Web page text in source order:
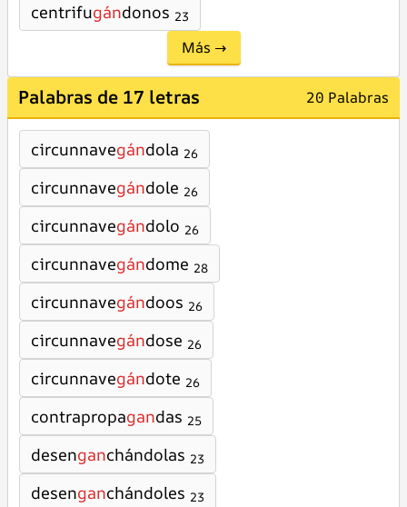
centrifugándonos 23
Más →
Palabras de 17 letras 20 Palabras
circunnavegándola 26
circunnavegándole 26
circunnavegándolo 26
circunnavegándome 28
circunnavegándoos 26
circunnavegándose 26
circunnavegándote 26
contrapropagandas 25
desenganchándolas 23
desenganchándoles 23